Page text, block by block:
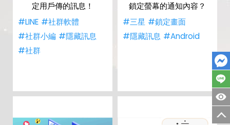
定用戶傳的訊息！
#LINE #社群軟體
#社群小編 #隱藏訊息
#社群
鎖定螢幕的通知內容？
#三星 #鎖定畫面
#隱藏訊息 #Android